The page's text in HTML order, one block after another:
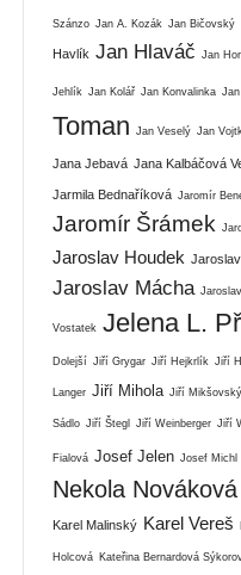
Szánzo Jan A. Kozák Jan Bičovský
Havlík Jan Hlaváč Jan
Jehlík Jan Kolář Jan Konvalinka
Toman
Jan Veselý Jan
Jana Jebavá Jana Kalbáčová
Jarmila Bednaříková Jaromír
Jaromír Šrámek
Jaroslav Houdek
Jaroslav Mácha
Vostatek Jelena L.
Dolejší Jiří Grygar Jiří Hejkrlík Jiří
Langer Jiří Mihola Jiří Mikšovský
Sádlo Jiří Štegl Jiří Weinberger Jiří
Fialová Josef Jelen Josef Michl
Nekola Nováková
Karel Malinský Karel Vereš
Holcová Kateřina Bernardová